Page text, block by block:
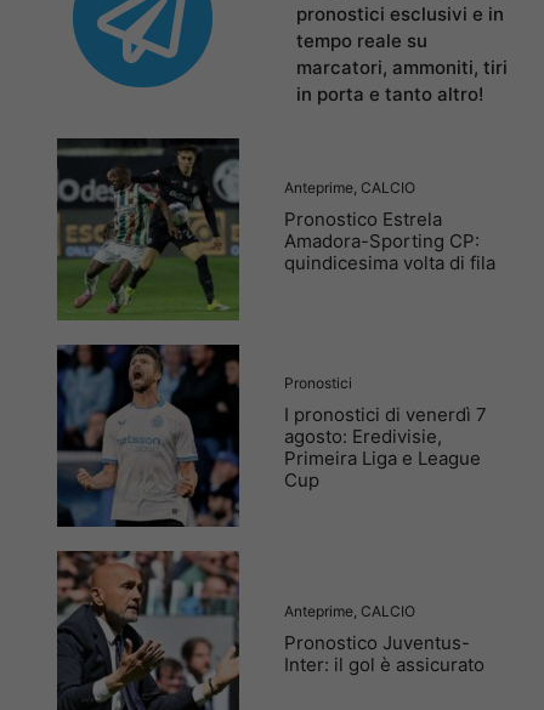
pronostici esclusivi e in
tempo reale su
marcatori, ammoniti, tiri
in porta e tanto altro!
Anteprime, CALCIO
Pronostico Estrela
Amadora-Sporting CP:
quindicesima volta di fila
Pronostici
I pronostici di venerdì 7
agosto: Eredivisie,
Primeira Liga e League
Cup
Anteprime, CALCIO
Pronostico Juventus-
Inter: il gol è assicurato